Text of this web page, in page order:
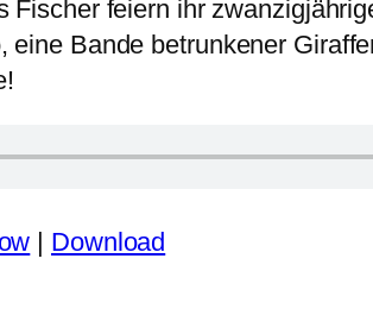
Fischer feiern ihr
eine Bande betrunkener
Download